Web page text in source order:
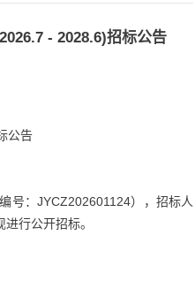
- 2028.6)招标公告
公告
号：JYCZ202601124），招标人
行公开招标。